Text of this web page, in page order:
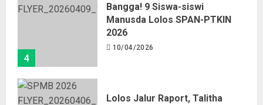
4
Bangga! 9 Siswa-siswi
Manusda Lolos SPAN-PTKIN
2026
10/04/2026
Lolos Jalur Raport, Talitha